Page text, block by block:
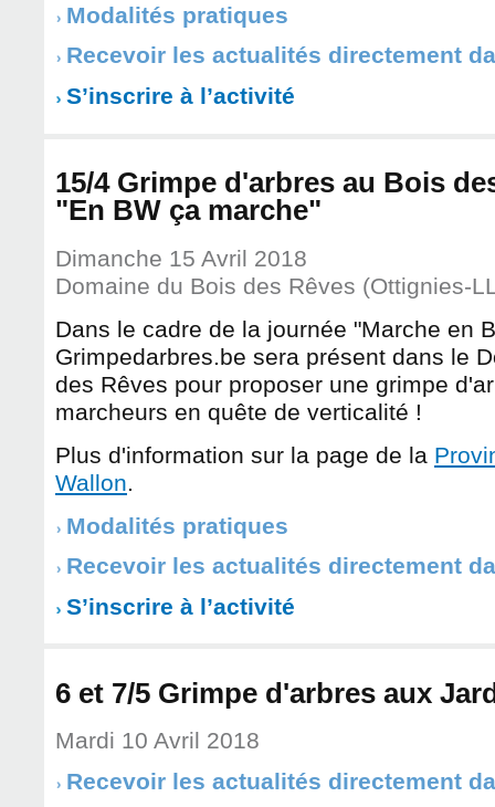
Modalités pratiques
Recevoir les actualités directement
S’inscrire à l’activité
15/4 Grimpe d'arbres au Bois
"En BW ça marche"
Dimanche 15 Avril 2018
Domaine du Bois des Rêves (Ottignies-
Dans le cadre de la journée "Marche en
Grimpedarbres.be sera présent dans le
des Rêves pour proposer une grimpe
marcheurs en quête de verticalité !
Plus d'information sur la page de la
Wallon
Modalités pratiques
Recevoir les actualités directement
S’inscrire à l’activité
6 et 7/5 Grimpe d'arbres aux
Mardi 10 Avril 2018
Recevoir les actualités directement